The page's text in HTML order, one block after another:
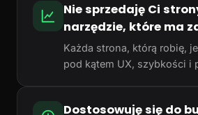
Nie sprzedaję Ci
narzędzie, które ma
Każda strona, którą robię,
pod kątem UX, szybkości i
Dostosowuję się do